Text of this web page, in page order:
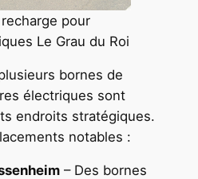
pour
Le Grau du Roi
bornes de
électriques sont
endroits stratégiques.
notables :
– Des bornes